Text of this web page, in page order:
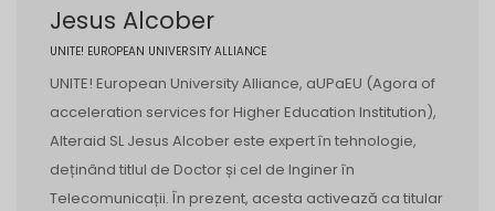
Jesus Alcober
UNITE! EUROPEAN UNIVERSITY ALLIANCE
UNITE! European University Alliance, aUPaEU (Agora of
acceleration services for Higher Education Institution),
Alteraid SL Jesus Alcober este expert în tehnologie,
deținând titlul de Doctor și cel de Inginer în
Telecomunicații. În prezent, acesta activează ca titular